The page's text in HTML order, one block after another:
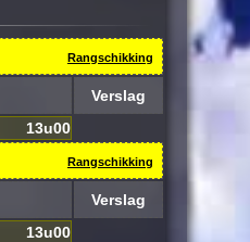
Rangschikking
Verslag
13u00
Rangschikking
Verslag
13u00